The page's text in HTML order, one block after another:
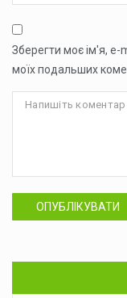
Зберегти моє ім'я, e-
моїх подальших
ОПУБЛІКУВАТИ